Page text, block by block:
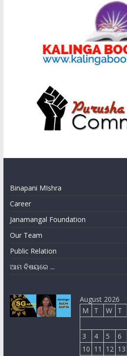
Binapani MIshra
Career
Janamangal Foundation
Our Team
Public Relation
ଆମ ବିଷୟରେ ...
August 2026
M
T W T
3
4 5 6
10 11 12 13